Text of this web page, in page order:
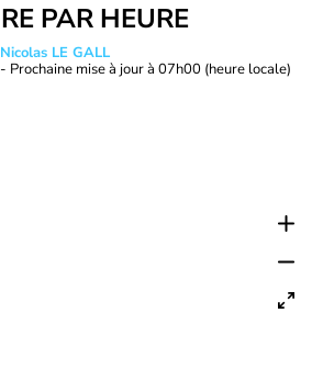
PAR HEURE
Nicolas LE GALL
- Prochaine mise à jour à 07h00 (heure locale)